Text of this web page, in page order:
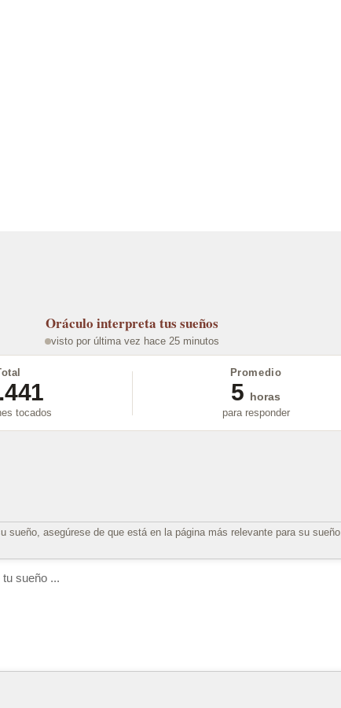
Oráculo interpreta tus sueños
visto por última vez hace 25 minutos
tocados
Promedio
5
horas
para responder
sueño, asegúrese de que está en la página más relevante para su sueño.